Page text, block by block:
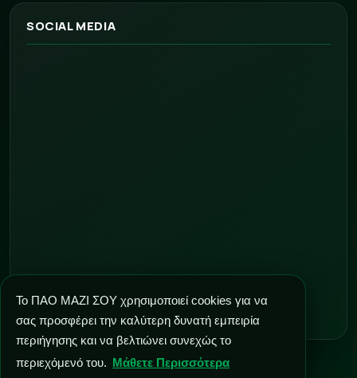
Το ΠΑΟ ΜΑΖΙ ΣΟΥ χρησιμοποιεί cookies για να
σας προσφέρει την καλύτερη δυνατή εμπειρία
περιήγησης και να βελτιώνει συνεχώς το
περιεχόμενό του. Μάθετε Περισσότερα
SOCIAL MEDIA